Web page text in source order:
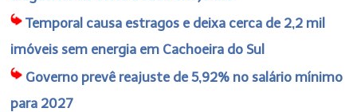
Temporal causa estragos e deixa cerca de 2,2 mil
imóveis sem energia em Cachoeira do Sul
Governo prevê reajuste de 5,92% no salário mínimo
para 2027